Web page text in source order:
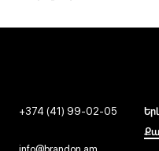
+374 (41) 99-02-05